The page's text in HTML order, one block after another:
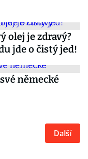
olej je zdravý?
jde o čistý jed!
německé
Další